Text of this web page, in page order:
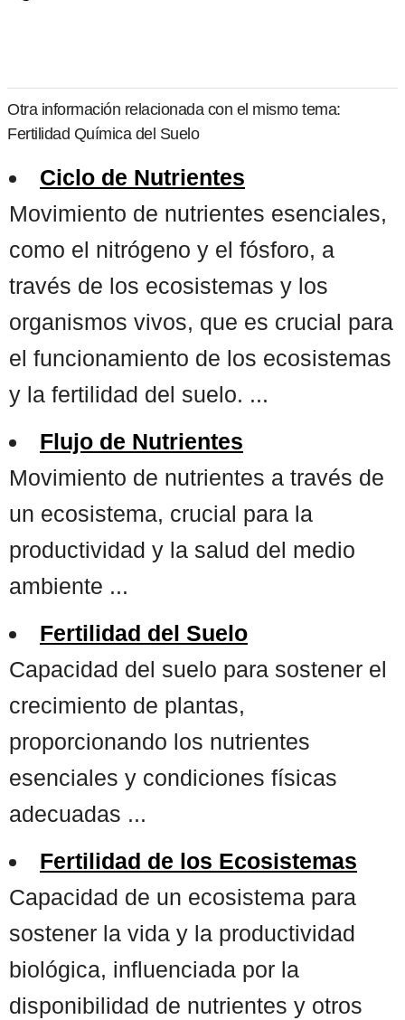
Otra información relacionada con el mismo tema:
Fertilidad Química del Suelo
Ciclo de Nutrientes
Movimiento de nutrientes esenciales,
como el nitrógeno y el fósforo, a
través de los ecosistemas y los
organismos vivos, que es crucial para
el funcionamiento de los ecosistemas
y la fertilidad del suelo. ...
Flujo de Nutrientes
Movimiento de nutrientes a través de
un ecosistema, crucial para la
productividad y la salud del medio
ambiente ...
Fertilidad del Suelo
Capacidad del suelo para sostener el
crecimiento de plantas,
proporcionando los nutrientes
esenciales y condiciones físicas
adecuadas ...
Fertilidad de los Ecosistemas
Capacidad de un ecosistema para
sostener la vida y la productividad
biológica, influenciada por la
disponibilidad de nutrientes y otros